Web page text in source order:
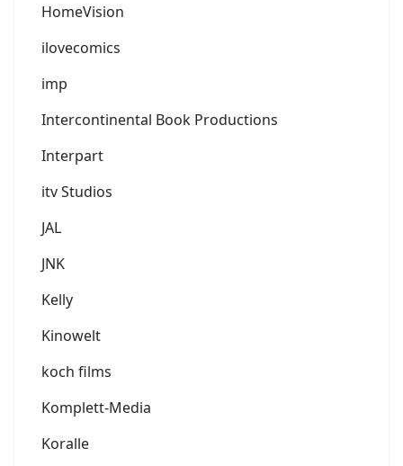
HomeVision
ilovecomics
imp
Intercontinental Book Productions
Interpart
itv Studios
JAL
JNK
Kelly
Kinowelt
koch films
Komplett-Media
Koralle